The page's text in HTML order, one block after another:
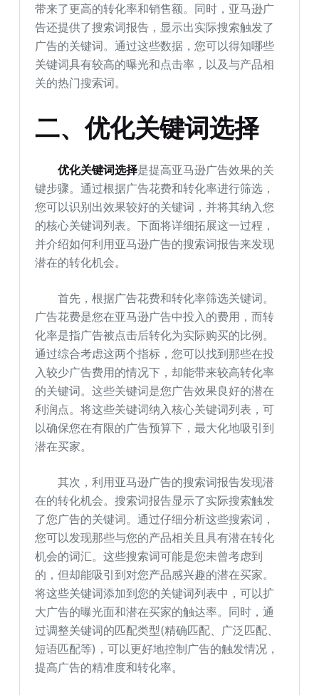
带来了更高的转化率和销售额。同时，亚马逊广
告还提供了搜索词报告，显示出实际搜索触发了
广告的关键词。通过这些数据，您可以得知哪些
关键词具有较高的曝光和点击率，以及与产品相
关的热门搜索词。
二、优化关键词选择
优化关键词选择是提高亚马逊广告效果的关
键步骤。通过根据广告花费和转化率进行筛选，
您可以识别出效果较好的关键词，并将其纳入您
的核心关键词列表。下面将详细拓展这一过程，
并介绍如何利用亚马逊广告的搜索词报告来发现
潜在的转化机会。
首先，根据广告花费和转化率筛选关键词。
广告花费是您在亚马逊广告中投入的费用，而转
化率是指广告被点击后转化为实际购买的比例。
通过综合考虑这两个指标，您可以找到那些在投
入较少广告费用的情况下，却能带来较高转化率
的关键词。这些关键词是您广告效果良好的潜在
利润点。将这些关键词纳入核心关键词列表，可
以确保您在有限的广告预算下，最大化地吸引到
潜在买家。
其次，利用亚马逊广告的搜索词报告发现潜
在的转化机会。搜索词报告显示了实际搜索触发
了您广告的关键词。通过仔细分析这些搜索词，
您可以发现那些与您的产品相关且具有潜在转化
机会的词汇。这些搜索词可能是您未曾考虑到
的，但却能吸引到对您产品感兴趣的潜在买家。
将这些关键词添加到您的关键词列表中，可以扩
大广告的曝光面和潜在买家的触达率。同时，通
过调整关键词的匹配类型(精确匹配、广泛匹配、
短语匹配等)，可以更好地控制广告的触发情况，
提高广告的精准度和转化率。